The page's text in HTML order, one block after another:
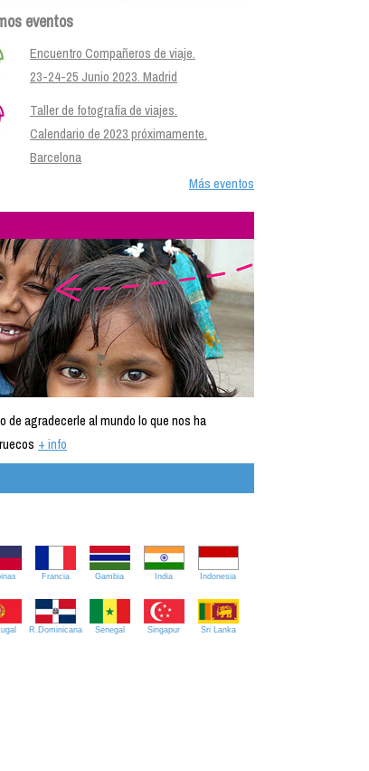
eventos
Encuentro Compañeros de viaje.
23-24-25 Junio 2023. Madrid
Taller de fotografía de viajes.
Calendario de 2023 próximamente.
Barcelona
Más eventos
de agradecerle al mundo lo que nos ha
+ info
Francia Gambia India Indonesia
R.Dominicana Senegal Singapur Sri Lanka